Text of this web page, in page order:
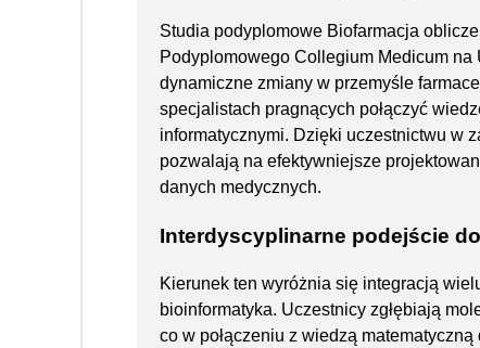
Studia podyplomowe Biofarmacja
Podyplomowego Collegium Medicum
dynamiczne zmiany w przemyśle
specjalistach pragnących połączyć
informatycznymi. Dzięki uczestnictwu w
pozwalają na efektywniejsze
danych medycznych.
Interdyscyplinarne podejście
Kierunek ten wyróżnia się integracją
bioinformatyka. Uczestnicy zgłębiają
co w połączeniu z wiedzą